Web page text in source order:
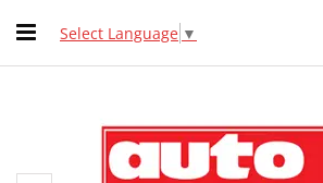
Select Language ▼